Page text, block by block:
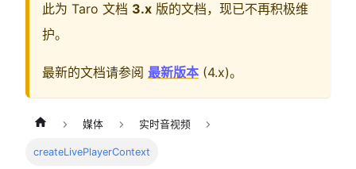
此为 Taro 文档 3.x 版的文档，现已不再积极维
护。
最新的文档请参阅 最新版本 (4.x)。
媒体 实时音视频
createLivePlayerContext